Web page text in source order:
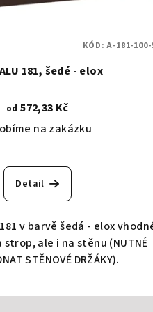
Čelo ALU 181, šedé - elox
od 572,33 Kč
na zakázku
Detail
v barvě šedá - elox
ale i na stěnu (NUTNÉ
STĚNOVÉ DRŽÁKY).
KÓD:A-181-100-